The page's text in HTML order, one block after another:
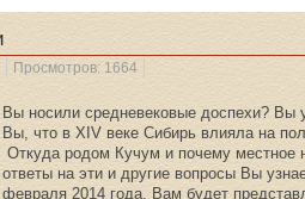
Просмотров: 1664
Вы носили средневековые доспехи? Вы
Вы, что в XIV веке Сибирь влияла на
Откуда родом Кучум и почему местное
ответы на эти и другие вопросы Вы
февраля 2014 года. Вам будет